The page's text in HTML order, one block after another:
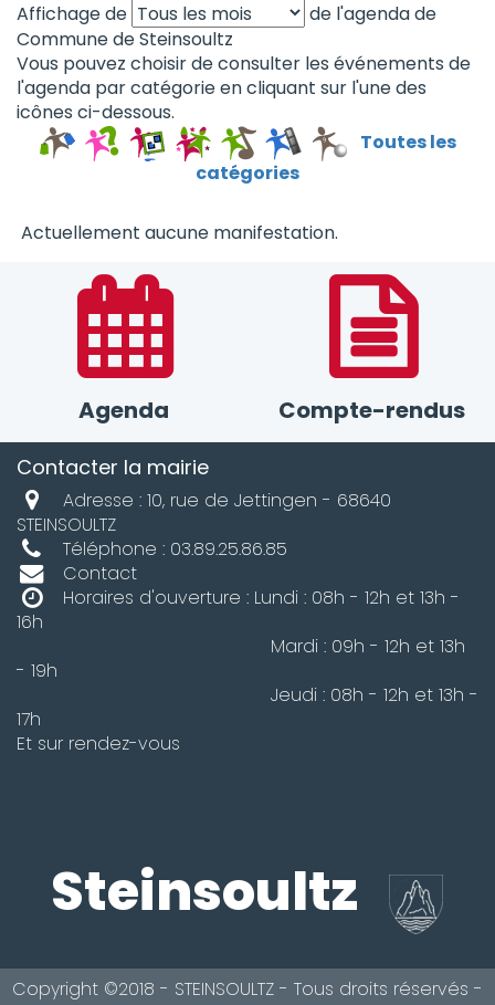
Affichage de
de l'agenda de
Commune de Steinsoultz
Vous pouvez choisir de consulter les événements de
l'agenda par catégorie en cliquant sur l'une des
icônes ci-dessous.
Toutes les
catégories
Actuellement aucune manifestation.
Agenda Compte-rendus
Contacter la mairie
Adresse : 10, rue de Jettingen - 68640
STEINSOULTZ
Téléphone : 03.89.25.86.85
Contact
Horaires d'ouverture : Lundi : 08h - 12h et 13h -
16h
Mardi : 09h - 12h et 13h
- 19h
Jeudi : 08h - 12h et 13h -
17h
Et sur rendez-vous
Steinsoultz
Copyright ©2018 - STEINSOULTZ - Tous droits réservés -